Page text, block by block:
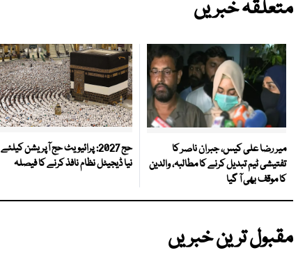
متعلقہ خبریں
میر رضا علی کیس، جبران ناصر کا
تفتیشی ٹیم تبدیل کرنے کا مطالبہ، والدین
کا موقف بھی آ گیا
حج 2027: پرائیویٹ حج آپریشن کیلئے
نیا ڈیجیٹل نظام نافذ کرنے کا فیصلہ
مقبول ترین خبریں